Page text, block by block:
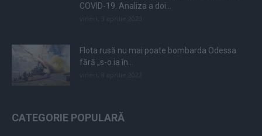
COVID-19. Analiza a doi...
Flota rusă nu mai poate bombarda Odessa
fără „s-o ia în...
CATEGORIE POPULARĂ